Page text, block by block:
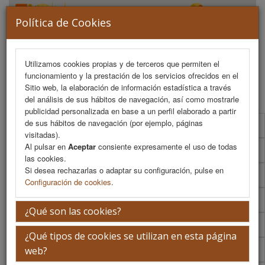
Política de Cookies
Utilizamos cookies propias y de terceros que permiten el
funcionamiento y la prestación de los servicios ofrecidos en el
Sitio web, la elaboración de información estadística a través
del análisis de sus hábitos de navegación, así como mostrarle
publicidad personalizada en base a un perfil elaborado a partir
de sus hábitos de navegación (por ejemplo, páginas
visitadas).
Al pulsar en Aceptar consiente expresamente el uso de todas
las cookies.
Si desea rechazarlas o adaptar su configuración, pulse en
Configuración de cookies.
¿Qué son las cookies?
¿Qué tipos de cookies se utilizan en esta página
web?
MENU
Programa Científico
Programa Científico (PDF)
Cronograma Programa Científico
Normativa comunicaciones
Envío de comunicaciones
Descargar normativa